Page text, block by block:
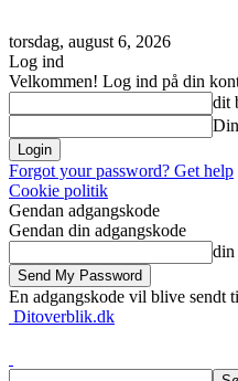
torsdag, august 6, 2026
Log ind
Velkommen! Log ind på din
dit
Forgot your password? Get help
Cookie politik
Gendan adgangskode
Gendan din adgangskode
din
En adgangskode vil blive sendt
Ditoverblik.dk